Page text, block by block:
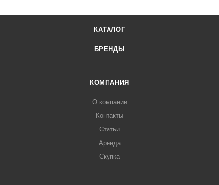
КАТАЛОГ
БРЕНДЫ
КОМПАНИЯ
О компании
Контакты
Статьи
Аренда
Скупка